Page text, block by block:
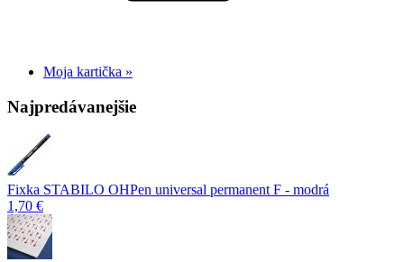
Moja kartička »
Najpredávanejšie
Fixka STABILO OHPen universal permanent F - modrá
1,70 €